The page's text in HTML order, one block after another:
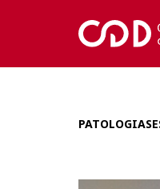
PATOLOGIAS